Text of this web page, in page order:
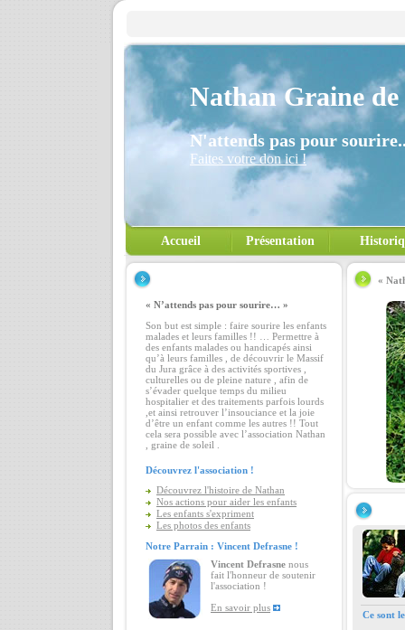
Nathan Graine de
N'attends pas pour
Faites votre don ici !
Accueil Présentation
«
« N’attends pas pour sourire… »
Son but est simple : faire sourire les enfants
malades et leurs familles !! … Permettre à
des enfants malades ou handicapés ainsi
qu’à leurs familles , de découvrir le Massif
du Jura grâce à des activités sportives ,
culturelles ou de pleine nature , afin de
s’évader quelque temps du milieu
hospitalier et des traitements parfois lourds
,et ainsi retrouver l’insouciance et la joie
d’être un enfant comme les autres !! Tout
cela sera possible avec l’association Nathan
, graine de soleil .
Découvrez l'association !
Découvrez l'histoire de Nathan
Nos actions pour aider les enfants
Les enfants s'expriment
Les photos des enfants
Notre Parrain : Vincent Defrasne !
Vincent Defrasne nous
fait l'honneur de soutenir
l'association !
En savoir plus
Ce sont